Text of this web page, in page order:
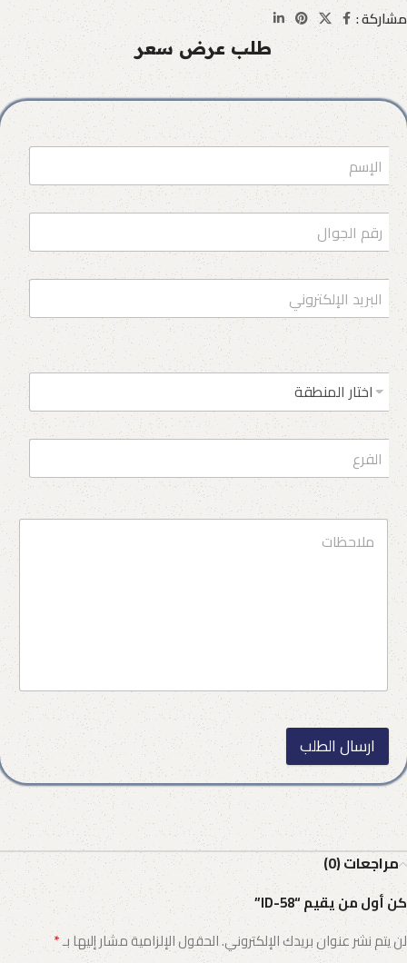
مشاركة :
طلب عرض سعر
ارسال الطلب
مراجعات (0)
كن أول من يقيم “ID-58”
لن يتم نشر عنوان بريدك الإلكتروني.الحقول الإلزامية مشار إليها بـ*